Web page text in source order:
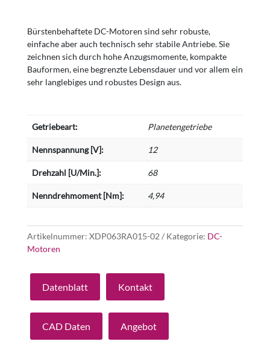
Bürstenbehaftete DC-Motoren sind sehr robuste,
einfache aber auch technisch sehr stabile Antriebe. Sie
zeichnen sich durch hohe Anzugsmomente, kompakte
Bauformen, eine begrenzte Lebensdauer und vor allem ein
sehr langlebiges und robustes Design aus.
Getriebeart: Planetengetriebe
Nennspannung [V]: 12
Drehzahl [U/Min.]: 68
Nenndrehmoment [Nm]: 4,94
Artikelnummer: XDP063RA015-02 Kategorie: DC-
Motoren
Datenblatt Kontakt
CAD Daten Angebot